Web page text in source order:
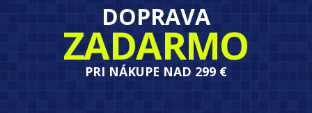
DOPRAVA
ZADARMO
PRI NÁKUPE NAD 299 €